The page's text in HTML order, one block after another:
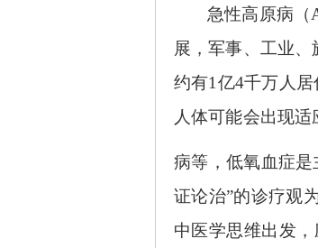
急性高原病（
展，军事、工业
约有1亿4千万人
人体可能会出现
病等，低氧血症
证论治”的诊疗观
中医学思维出发